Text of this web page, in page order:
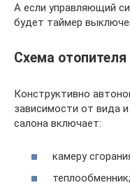
А если управляющий
будет таймер
Схема отопителя
Конструктивно
зависимости от вида
салона включает:
камеру
теплообменник;